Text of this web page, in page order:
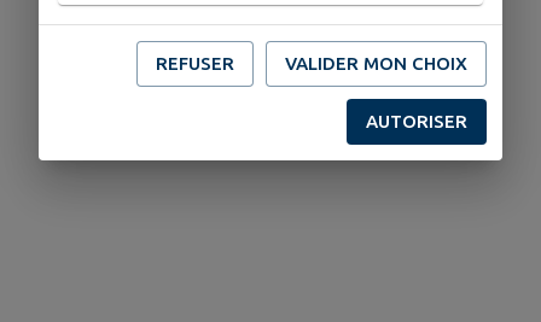
REFUSER VALIDER MON CHOIX
AUTORISER